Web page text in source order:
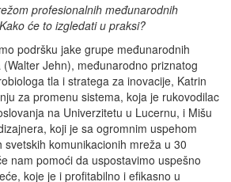
profesionalnih međunarodnih
će to izgledati u praksi?
podršku jake grupe međunarodnih
Jehn), međunarodno priznatog
tla i stratega za inovacije, Katrin
za promenu sistema, koja je rukovodilac
na Univerzitetu u Lucernu, i Mišu
koji je sa ogromnim uspehom
komunikacionih mreža u 30
nam pomoći da uspostavimo uspešno
koje je i profitabilno i efikasno u